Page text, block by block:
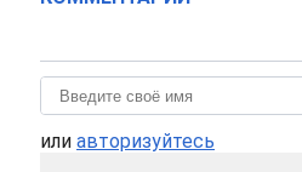
или авторизуйтесь